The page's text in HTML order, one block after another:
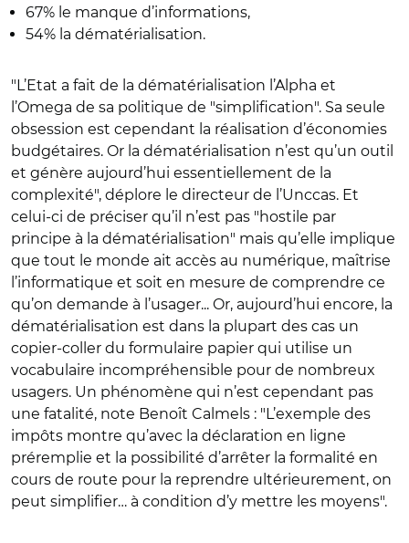
67% le manque d’informations,
54% la dématérialisation.
"L’Etat a fait de la dématérialisation l’Alpha et
l’Omega de sa politique de "simplification". Sa seule
obsession est cependant la réalisation d’économies
budgétaires. Or la dématérialisation n’est qu’un outil
et génère aujourd’hui essentiellement de la
complexité", déplore le directeur de l’Unccas. Et
celui-ci de préciser qu’il n’est pas "hostile par
principe à la dématérialisation" mais qu’elle implique
que tout le monde ait accès au numérique, maîtrise
l’informatique et soit en mesure de comprendre ce
qu’on demande à l’usager... Or, aujourd’hui encore, la
dématérialisation est dans la plupart des cas un
copier-coller du formulaire papier qui utilise un
vocabulaire incompréhensible pour de nombreux
usagers. Un phénomène qui n’est cependant pas
une fatalité, note Benoît Calmels : "L’exemple des
impôts montre qu’avec la déclaration en ligne
préremplie et la possibilité d’arrêter la formalité en
cours de route pour la reprendre ultérieurement, on
peut simplifier… à condition d’y mettre les moyens".